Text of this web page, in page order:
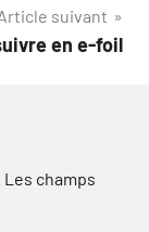
suivant
en e-foil
Les champs